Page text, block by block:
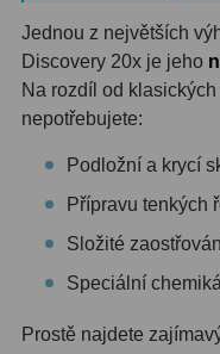
Fotografické montáže 5
Stativy a pilíře
Objímky10
Motory a pohony13
Jednou z největších
Discovery 20x je jeho
Na rozdíl od
nepotřebujete:
Podložní a krycí
Přípravu tenkých
Složité
Speciální
Prostě najdete